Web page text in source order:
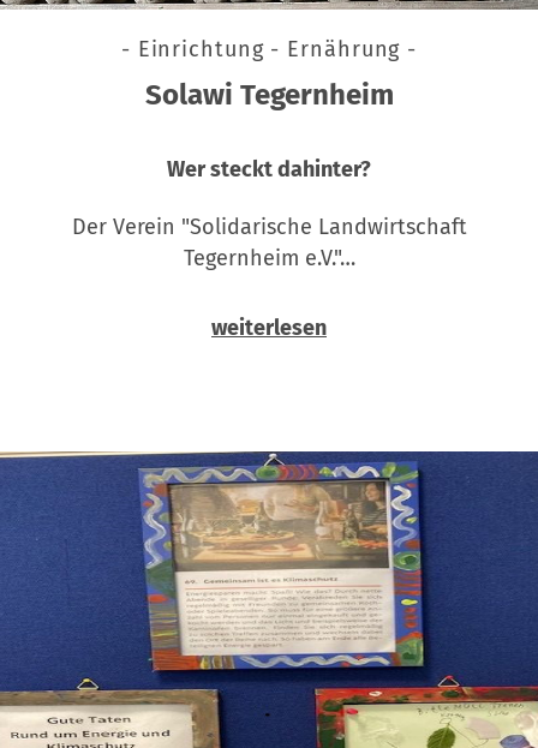
- Einrichtung - Ernährung -
Solawi Tegernheim
Wer steckt dahinter?
Der Verein "Solidarische Landwirtschaft
Tegernheim e.V."…
weiterlesen